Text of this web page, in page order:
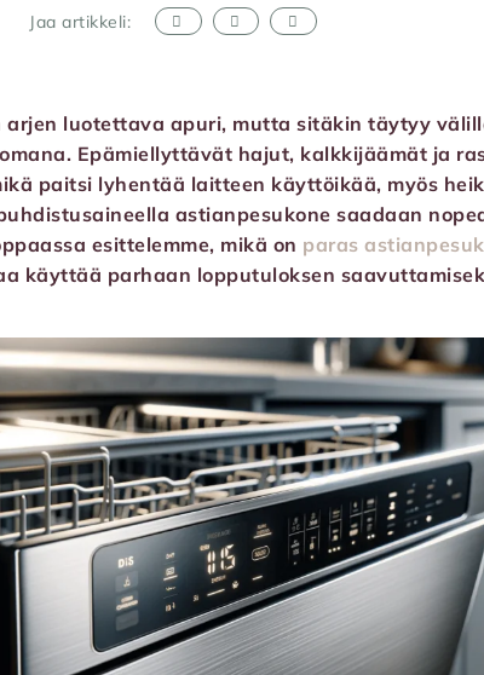
Jaa artikkeli:
arjen luotettava apuri, mutta sitäkin täytyy
Epämiellyttävät hajut, kalkkijäämät ja
paitsi lyhentää laitteen käyttöikää, myös
astianpesukone saadaan
esittelemme, mikä on paras
käyttää parhaan lopputuloksen